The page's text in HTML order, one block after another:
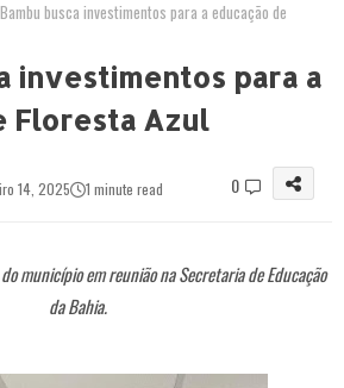
Bambu busca investimentos para a educação de
investimentos para a
Floresta Azul
14, 2025
1 minute read 0
município em reunião na Secretaria de Educação
da Bahia.